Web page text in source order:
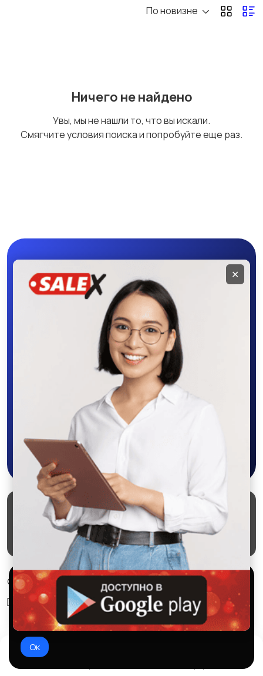
аккумуляторы
По новизне
Ничего не найдено
Увы, мы не нашли то, что вы искали.
Смягчите условия поиска и попробуйте еще раз.
Мобильное
приложение
Скачайте приложение в Google Play –
крутите колесо фортуны, выигрывайте
бонусы, удобно ищите и размещайте
объявления - все это в нашем мобильном
приложении SALEX!
Скачать в Google Play
Маркеты Блог
О проекте
Служба поддержки
Удаление аккаунта
Партнерка
© 2026 SALEX МАРКЕТ
Правила сервиса
Конфиденциальность
Используем куки и рекомендательные
технологии
Это чтобы сайт работал лучше. Оставаясь с нами, вы
соглашаетесь на использование файлов куки.
Ок
✕